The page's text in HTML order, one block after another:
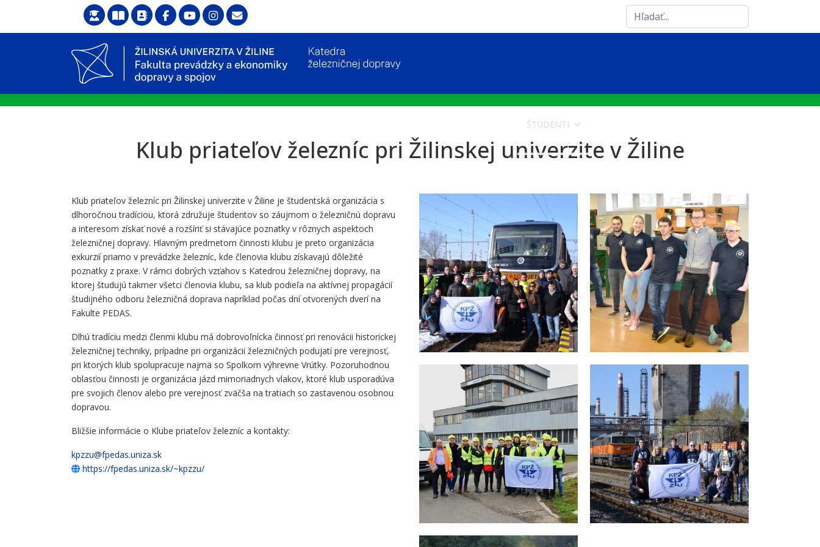
Search
...
ŠTUDENTI
Klub priateľov železníc pri Žilinskej univerzite v Žiline
Klub priateľov železníc pri Žilinskej univerzite v Žiline je študentská organizácia s
dlhoročnou tradíciou, ktorá združuje študentov so záujmom o železničnú dopravu
a interesom získať nové a rozšíriť si stávajúce poznatky v rôznych aspektoch
železničnej dopravy. Hlavným predmetom činnosti klubu je preto organizácia
exkurzií priamo v prevádzke železníc, kde členovia klubu získavajú dôležité
poznatky z praxe. V rámci dobrých vzťahov s Katedrou železničnej dopravy, na
ktorej študujú takmer všetci členovia klubu, sa klub podieľa na aktívnej propagácií
študijného odboru železničná doprava napríklad počas dní otvorených dverí na
Fakulte PEDAS.
Dlhú tradíciu medzi členmi klubu má dobrovoľnícka činnosť pri renovácii historickej
železničnej techniky, prípadne pri organizácii železničných podujatí pre verejnosť,
pri ktorých klub spolupracuje najmä so Spolkom výhrevne Vrútky. Pozoruhodnou
oblasťou činnosti je organizácia jázd mimoriadnych vlakov, ktoré klub usporadúva
pre svojich členov alebo pre verejnosť zväčša na tratiach so zastavenou osobnou
dopravou.
Bližšie informácie o Klube priateľov železníc a kontakty:
kpzzu@fpedas.uniza.sk
https://fpedas.uniza.sk/~kpzzu/